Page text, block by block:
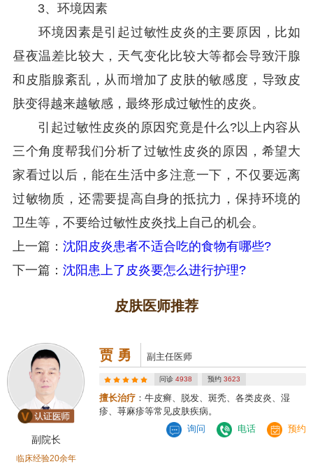
3、环境因素
环境因素是引起过敏性皮炎的主要原因，比如
昼夜温差比较大，天气变化比较大等都会导致汗腺
和皮脂腺紊乱，从而增加了皮肤的敏感度，导致皮
肤变得越来越敏感，最终形成过敏性的皮炎。
引起过敏性皮炎的原因究竟是什么?以上内容从
三个角度帮我们分析了过敏性皮炎的原因，希望大
家看过以后，能在生活中多注意一下，不仅要远离
过敏物质，还需要提高自身的抵抗力，保持环境的
卫生等，不要给过敏性皮炎找上自己的机会。
上一篇： 沈阳皮炎患者不适合吃的食物有哪些?
下一篇： 沈阳患上了皮炎要怎么进行护理?
皮肤医师推荐
副院长
临床经验20余年
贾 勇 副主任医师
问诊4938 预约 3623
擅长治疗 ：牛皮癣、脱发、斑秃、各类皮炎、湿
疹、荨麻疹等常见皮肤疾病。
询问
电话 预约